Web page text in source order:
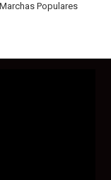
Populares